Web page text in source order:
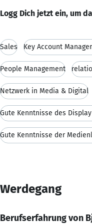
Logg Dich jetzt ein, um
Sales Key Account
People Management
Netzwerk in Media & Digital
Gute Kenntnisse des
Gute Kenntnisse der
Werdegang
Berufserfahrung von